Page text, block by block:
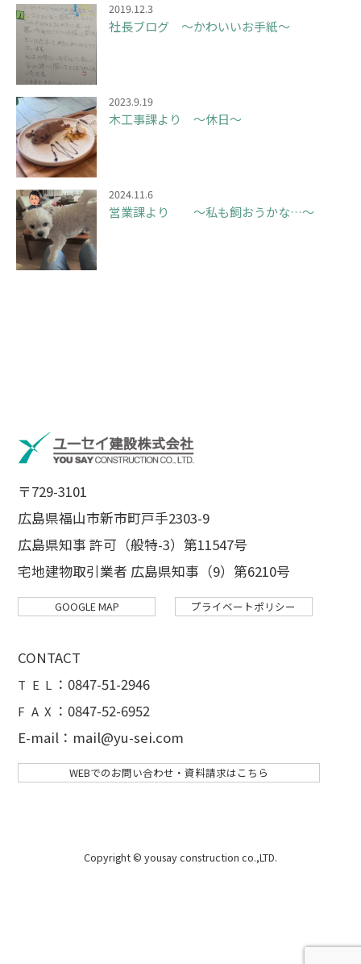
2019.12.3
社長ブログ ～かわいいお手紙～
2023.9.19
木工事課より ～休日～
2024.11.6
営業課より ～私も飼おうかな…～
〒729-3101
広島県福山市新市町戸手2303-9
広島県知事 許可（般特-3）第11547号
宅地建物取引業者 広島県知事（9）第6210号
GOOGLE MAP プライベートポリシー
CONTACT
T E L ： 0847-51-2946
F A X ：0847-52-6952
E-mail：mail@yu-sei.com
WEBでのお問い合わせ・資料請求はこちら
Copyright © yousay construction co.,LTD.